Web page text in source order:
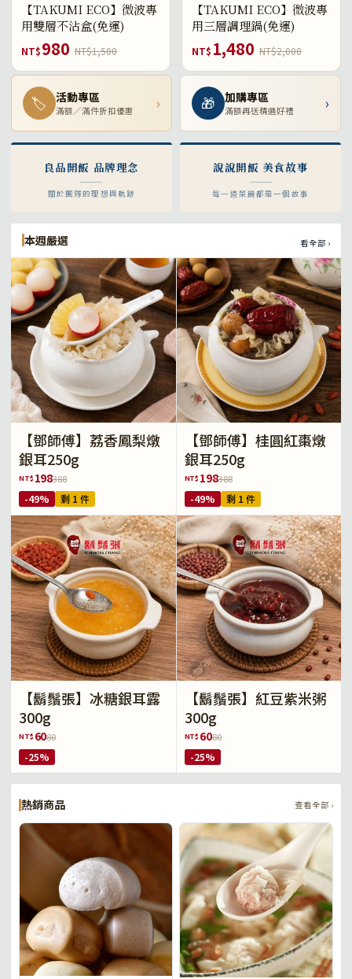
【TAKUMI ECO】微波專
用雙層不沾盒(免運)
NT$980 NT$1,500
【TAKUMI ECO】微波專
用三層調理鍋(免運)
NT$ 1,480 NT$2,000
🏷 活動專區
滿額／滿件折扣優惠 › 🎁 加購專區
滿額再送精選好禮 ›
良品開飯 品牌理念
關於團隊的理想與軌跡
說說開飯 美食故事
每一道菜餚都是一個故事
本週嚴選 看全部 ›
【鄧師傅】荔香鳳梨燉
銀耳250g
NT$ 198388
-49% 剩 1 件
【鄧師傅】桂圓紅棗燉
銀耳250g
NT$ 198388
-49% 剩 1 件
【鬍鬚張】冰糖銀耳露
300g
NT$ 6080
-25%
【鬍鬚張】紅豆紫米粥
300g
NT$ 6080
-25%
熱銷商品 查看全部 ›